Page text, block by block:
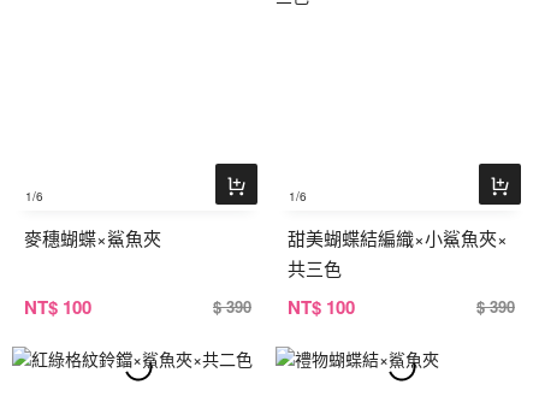
1/6
麥穗蝴蝶×鯊魚夾
NT$ 100 $ 390
1/6
甜美蝴蝶結編織×小鯊魚夾×
共三色
NT$ 100 $ 390